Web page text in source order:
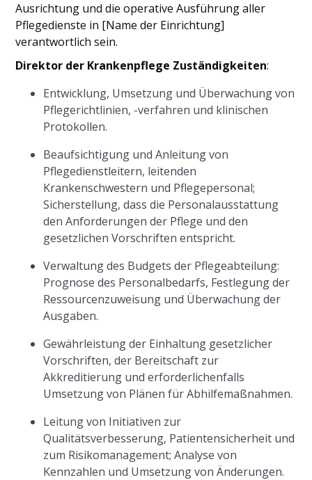
Ausrichtung und die operative Ausführung aller
Pflegedienste in [Name der Einrichtung]
verantwortlich sein.
Direktor der Krankenpflege Zuständigkeiten:
Entwicklung, Umsetzung und Überwachung von
Pflegerichtlinien, -verfahren und klinischen
Protokollen.
Beaufsichtigung und Anleitung von
Pflegedienstleitern, leitenden
Krankenschwestern und Pflegepersonal;
Sicherstellung, dass die Personalausstattung
den Anforderungen der Pflege und den
gesetzlichen Vorschriften entspricht.
Verwaltung des Budgets der Pflegeabteilung:
Prognose des Personalbedarfs, Festlegung der
Ressourcenzuweisung und Überwachung der
Ausgaben.
Gewährleistung der Einhaltung gesetzlicher
Vorschriften, der Bereitschaft zur
Akkreditierung und erforderlichenfalls
Umsetzung von Plänen für Abhilfemaßnahmen.
Leitung von Initiativen zur
Qualitätsverbesserung, Patientensicherheit und
zum Risikomanagement; Analyse von
Kennzahlen und Umsetzung von Änderungen.